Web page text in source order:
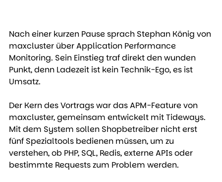
Nach einer kurzen Pause sprach Stephan König von
maxcluster über Application Performance
Monitoring. Sein Einstieg traf direkt den wunden
Punkt, denn Ladezeit ist kein Technik-Ego, es ist
Umsatz.
Der Kern des Vortrags war das APM-Feature von
maxcluster, gemeinsam entwickelt mit Tideways.
Mit dem System sollen Shopbetreiber nicht erst
fünf Spezialtools bedienen müssen, um zu
verstehen, ob PHP, SQL, Redis, externe APIs oder
bestimmte Requests zum Problem werden.